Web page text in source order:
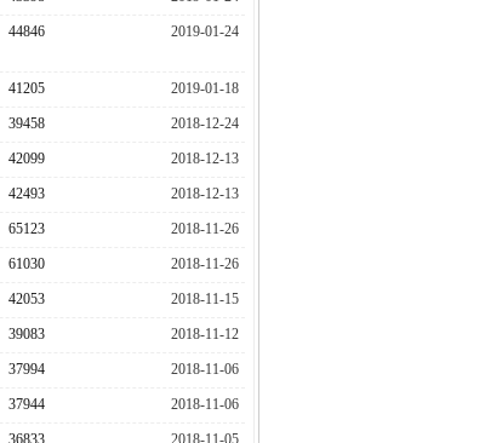
2019-01-24
44846
2019-01-18
41205
2018-12-24
39458
2018-12-13
42099
2018-12-13
42493
2018-11-26
65123
2018-11-26
61030
2018-11-15
42053
2018-11-12
39083
2018-11-06
37994
2018-11-06
37944
2018-11-05
36833